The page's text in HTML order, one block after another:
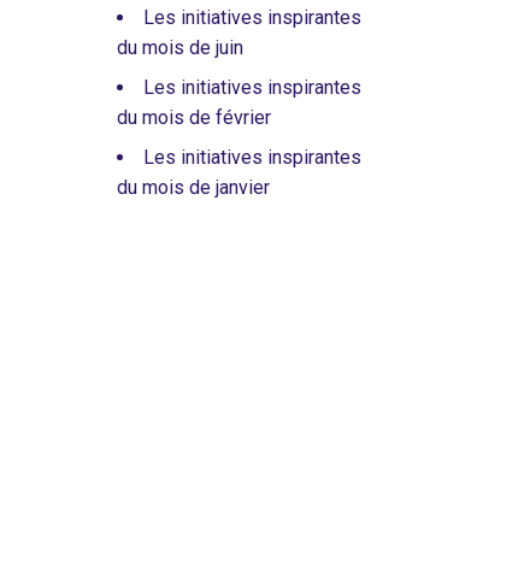
Les initiatives inspirantes
du mois de juin
Les initiatives inspirantes
du mois de février
Les initiatives inspirantes
du mois de janvier